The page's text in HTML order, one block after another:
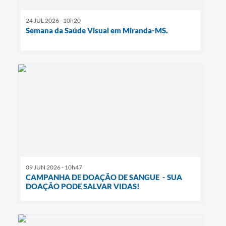
24 JUL 2026 - 10h20
Semana da Saúde Visual em Miranda-MS.
09 JUN 2026 - 10h47
CAMPANHA DE DOAÇÃO DE SANGUE - SUA
DOAÇÃO PODE SALVAR VIDAS!